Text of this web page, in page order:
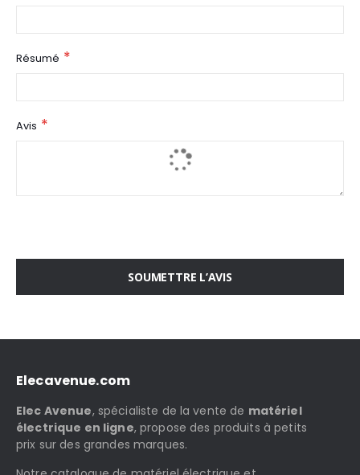
Résumé
Avis
SOUMETTRE L’AVIS
Elecavenue.com
Elec Avenue, spécialiste de la vente de matériel
électrique en ligne, propose des produits à petits
prix sur des grandes marques.